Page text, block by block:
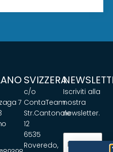
7
SVIZZERA
c/o
ContaTeam
Str.Cantonale
12
6535
Roveredo,
Iscriviti alla
nostra
newsletter.
Email